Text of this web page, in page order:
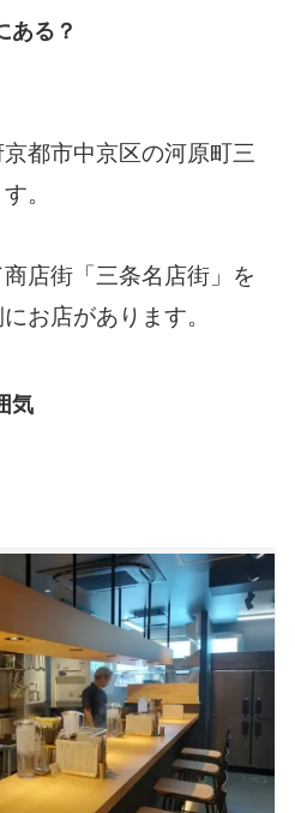
ある？
都市中京区の河原町三
。
店街「三条名店街」を
お店があります。
気